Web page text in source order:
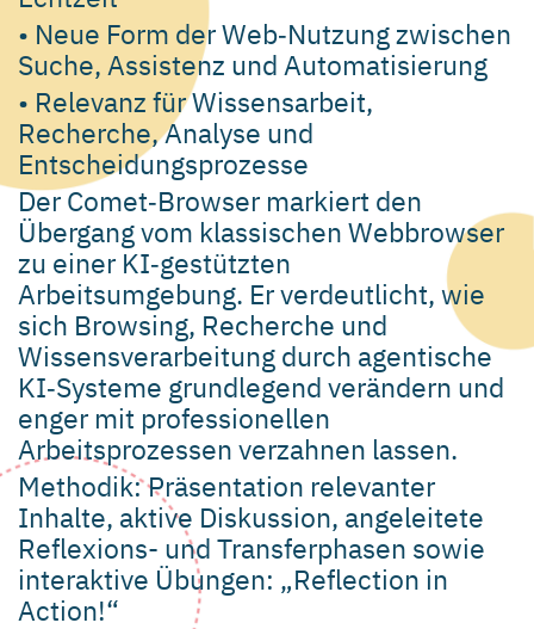
• Neue Form der Web‑Nutzung zwischen
Suche, Assistenz und Automatisierung
• Relevanz für Wissensarbeit,
Recherche, Analyse und
Entscheidungsprozesse
Der Comet‑Browser markiert den
Übergang vom klassischen Webbrowser
zu einer KI‑gestützten
Arbeitsumgebung. Er verdeutlicht, wie
sich Browsing, Recherche und
Wissensverarbeitung durch agentische
KI‑Systeme grundlegend verändern und
enger mit professionellen
Arbeitsprozessen verzahnen lassen.
Methodik: Präsentation relevanter
Inhalte, aktive Diskussion, angeleitete
Reflexions- und Transferphasen sowie
interaktive Übungen: „Reflection in
Action!“